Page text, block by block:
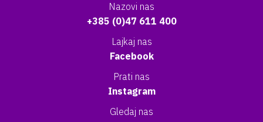
Nazovi nas
+385 (0)47 611 400
Lajkaj nas
Facebook
Prati nas
Instagram
Gledaj nas